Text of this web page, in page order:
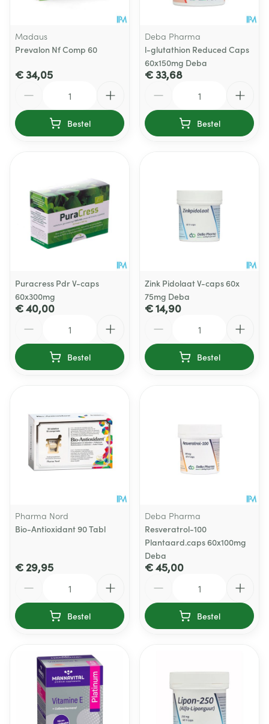
Madaus
Prevalon Nf Comp 60
€ 34,05
Bestel
Deba Pharma
l-glutathion Reduced Caps
60x150mg Deba
€ 33,68
Bestel
Puracress Pdr V-caps
60x300mg
€ 40,00
Bestel
Zink Pidolaat V-caps 60x
75mg Deba
€ 14,90
Bestel
Pharma Nord
Bio-Antioxidant 90 Tabl
€ 29,95
Bestel
Deba Pharma
Resveratrol-100
Plantaard.caps 60x100mg
Deba
€ 45,00
Bestel